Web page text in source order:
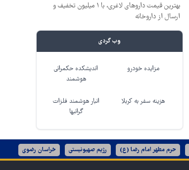
بهترین قیمت داروهای لاغری، با ۱ میلیون تخفیف و
ارسال از داروخانه‌
وب گردی
مزایده خودرو
اندیشکده حکمرانی
هوشمند
هزینه سفر به کربلا
انبار هوشمند فلزات
گرانبها
حرم مطهر امام رضا (ع) رژیم صهیونیستی خراسان رضوی